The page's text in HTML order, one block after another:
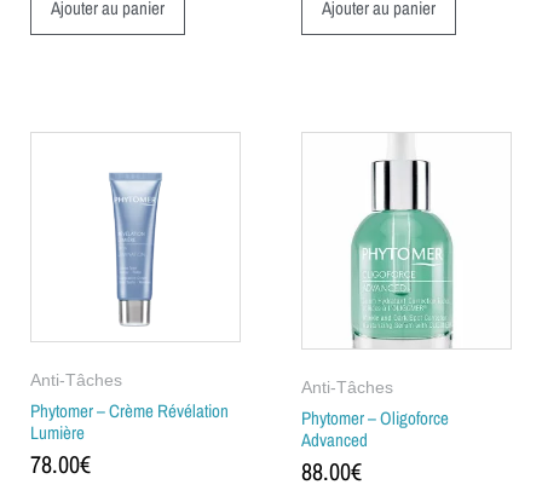
Ajouter au panier Ajouter au panier
Anti-Tâches
Phytomer – Crème Révélation
Lumière
78.00€
Anti-Tâches
Phytomer – Oligoforce
Advanced
88.00€